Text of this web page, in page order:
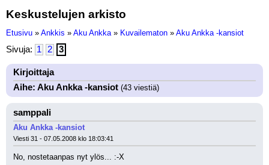
Keskustelujen arkisto
Etusivu » Ankkis » Aku Ankka » Kuvailematon » Aku Ankka -kansiot
Sivuja: 1 2 3
Kirjoittaja
Aihe: Aku Ankka -kansiot (43 viestiä)
samppali
Aku Ankka -kansiot
Viesti 31 - 07.05.2008 klo 18:03:41
No, nostetaanpas nyt ylös... :-X